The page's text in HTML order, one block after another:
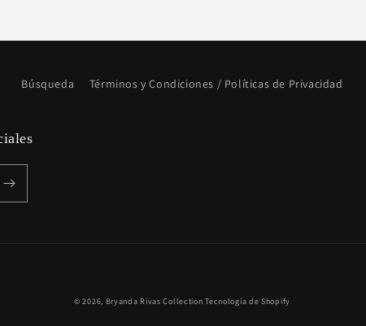
Búsqueda Términos y Condiciones / Políticas de Privacidad
© 2026, Bryanda Rivas Collection Tecnología de Shopify